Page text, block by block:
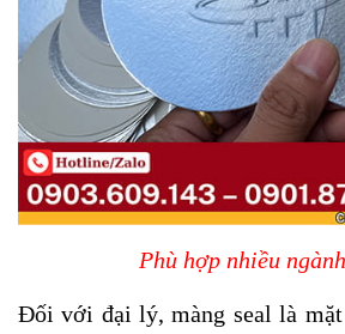
Phù hợp nhiều
Đối với đại lý, màng seal là mặt